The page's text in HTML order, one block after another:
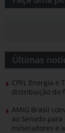
Últimas
CPFL Energia
distribuição do
AMIG Brasil
ao Senado
mineradores e